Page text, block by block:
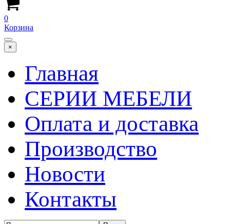
0
Корзина
×
Главная
СЕРИИ МЕБЕЛИ
Оплата и доставка
Производство
Новости
Контакты